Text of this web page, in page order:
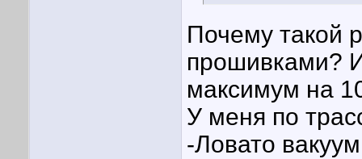
Почему такой
прошивками?
максимум на
У меня по
-Ловато